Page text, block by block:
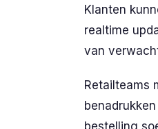
Klanten
realtime
van
Retailteams
bestelling